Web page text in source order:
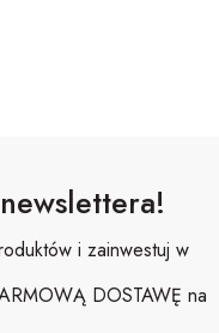
i zainwestuj w
DOSTAWĘ na